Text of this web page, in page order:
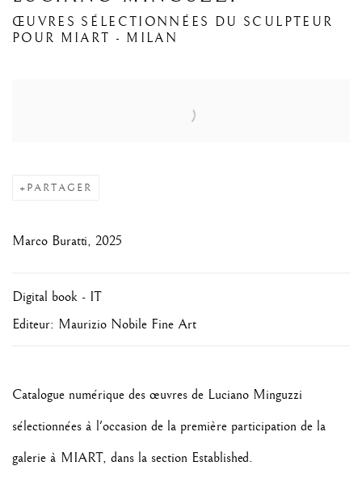
ŒUVRES SÉLECTIONNÉES DU SCULPTEUR
POUR MIART - MILAN
PARTAGER
Marco Buratti, 2025
Digital book - IT
Editeur: Maurizio Nobile Fine Art
Catalogue numérique des œuvres de Luciano Minguzzi
sélectionnées à l'occasion de la première participation de la
galerie à MIART, dans la section Established.